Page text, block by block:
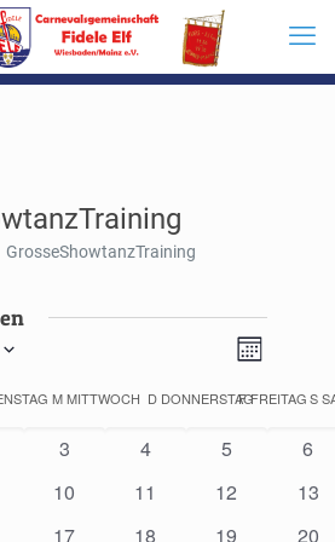
GrosseShowtanzTraining
Monat
MMITTWOCH D DONNERSTAG
FFREITAGS
0
3
0
4
0
5
0
6
0
10
0
11
0
12
0
13
0
17
0
18
0
19
0
20